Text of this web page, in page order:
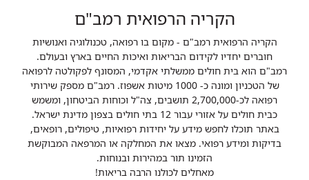
הקריה הרפואית רמב"ם
הקריה הרפואית רמב"ם - מקום בו רפואה, טכנולוגיה ואנושיות
חוברים יחדיו לקידום הבריאות ואיכות החיים בארץ ובעולם.
רמב"ם הוא בית חולים ממשלתי אקדמי, המסונף לפקולטה לרפואה
של הטכניון ומונה כ- 1000 מיטות אשפוז. רמב"ם מספק שירותי
רפואה לכ-2,700,000 תושבים, צה"ל וכוחות הביטחון, ומשמש
כבית חולים על אזורי עבור 12 בתי חולים בצפון מדינת ישראל.
באתר תוכלו לחפש מידע על יחידות רפואיות, טיפולים, רופאים,
בדיקות ומידע רפואי. מצאו את המחלקה או המרפאה המבוקשת
הזמינו תור במהירות ובנוחות.
מאחלים לכולנו הרבה בריאות!